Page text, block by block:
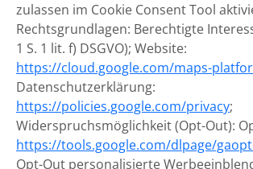
zulassen im Cookie Consent Tool
Rechtsgrundlagen: Berechtigte
1 S. 1 lit. f) DSGVO); Website:
https://cloud.google.com/maps-
Datenschutzerklärung:
https://policies.google.com/privacy;
Widerspruchsmöglichkeit (Opt-Out):
https://tools.google.com/dlpage/
Opt-Out personalisierte